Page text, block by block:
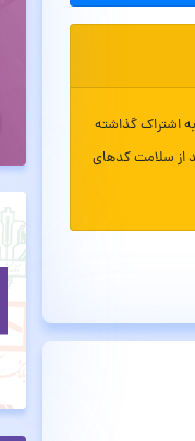
اشتراک گذاشته
از سلامت کدهای